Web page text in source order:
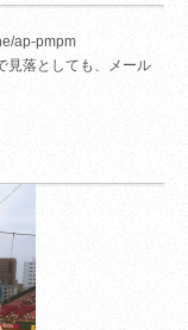
ap-pmpm
見落としても、メール